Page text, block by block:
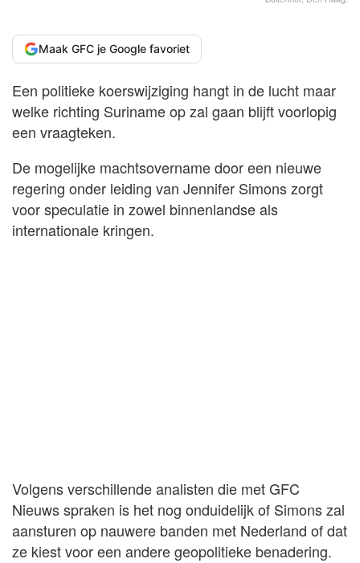
Maak GFC je Google favoriet
Een politieke koerswijziging hangt in de lucht maar
welke richting Suriname op zal gaan blijft voorlopig
een vraagteken.
De mogelijke machtsovername door een nieuwe
regering onder leiding van Jennifer Simons zorgt
voor speculatie in zowel binnenlandse als
internationale kringen.
Volgens verschillende analisten die met GFC
Nieuws spraken is het nog onduidelijk of Simons zal
aansturen op nauwere banden met Nederland of dat
ze kiest voor een andere geopolitieke benadering.